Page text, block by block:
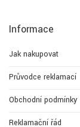
Informace
Jak nakupovat
Průvodce reklamací
Obchodní podmínky
Reklamační řád